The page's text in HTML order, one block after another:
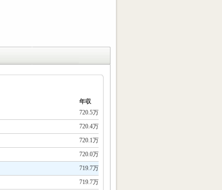
年収
720.5万
720.4万
720.1万
720.0万
719.7万
719.7万